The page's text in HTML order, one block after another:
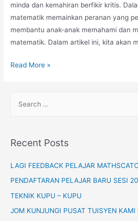
minda dan kemahiran berfikir kritis.
matematik memainkan peranan yang
membantu anak-anak memahami dan
matematik. Dalam artikel ini, kita akan
Kecemerlangan
Peranan
Read More »
r
h
f
o
Recent Posts
LAGI FEEDBACK PELAJAR
PENDAFTARAN PELAJAR BARU SESI
TEKNIK KUPU – KUPU
JOM KUNJUNGI PUSAT TUISYEN KAMI